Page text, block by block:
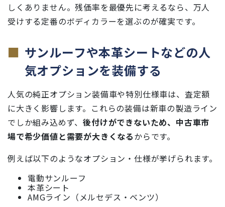
しくありません。残価率を最優先に考えるなら、万人
受けする定番のボディカラーを選ぶのが確実です。
サンルーフや本革シートなどの人
気オプションを装備する
人気の純正オプション装備車や特別仕様車は、査定額
に大きく影響します。これらの装備は新車の製造ライン
でしか組み込めず、後付けができないため、中古車市
場で希少価値と需要が大きくなるからです。
例えば以下のようなオプション・仕様が挙げられます。
電動サンルーフ
本革シート
AMGライン（メルセデス・ベンツ）